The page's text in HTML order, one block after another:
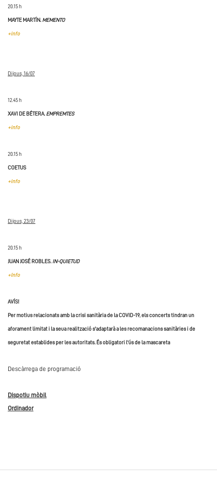
20.15 h
MAYTE MARTÍN. MEMENTO
+info
Dijous, 16/07
12.45 h
XAVI DE BÉTERA. EMPREMTES
+info
20.15 h
COETUS
+info
Dijous, 23/07
20.15 h
JUAN JOSÉ ROBLES. IN-QUIETUD
+Info
AVÍS!
Per motius relacionats amb la crisi sanitària de la COVID-19, els concerts tindran un
aforament limitat i la seua realització s'adaptarà a les recomanacions sanitàries i de
seguretat establides per les autoritats. És obligatori l'ús de la mascareta
Descàrrega de programació
Dispotiu mòbil
Ordinador